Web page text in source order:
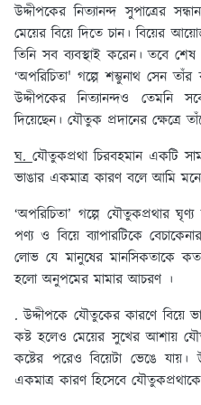
উদ্দীপকের নিত্যানন্দ সুপাত্রের
মেয়ের বিয়ে দিতে চান। বিয়ের
তিনি সব ব্যবস্থাই করেন। তবে শেষ
‘অপরিচিতা' গল্পে শম্ভুনাথ সেন
উদ্দীপকের নিত্যানন্দও তেমনি
দিয়েছেন। যৌতুক প্রদানের ক্ষেত্রে
ঘ.যৌতুকপ্রথা চিরবহমান একটি
ভাঙার একমাত্র কারণ বলে আমি
‘অপরিচিতা’ গল্পে যৌতুকপ্রথার
পণ্য ও বিয়ে ব্যাপারটিকে
লোভ যে মানুষের মানসিকতাকে
হলো অনুপমের মামার আচরণ ।
. উদ্দীপকে যৌতুকের কারণে বিয়ে
কষ্ট হলেও মেয়ের সুখের আশায়
কষ্টের পরেও বিয়েটা ভেঙে যায়।
একমাত্র কারণ হিসেবে